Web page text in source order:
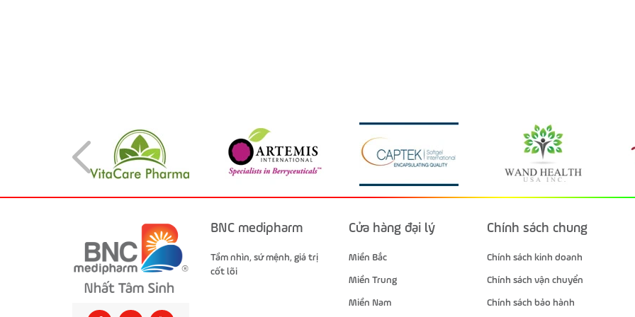
BNC medipharm
Tầm nhìn, sứ mệnh, giá trị
cốt lõi
Cửa hàng đại lý
Miền Bắc
Miền Trung
Miền Nam
Chính sách chung
Chính sách kinh doanh
Chính sách vận chuyển
Chính sách bảo hành